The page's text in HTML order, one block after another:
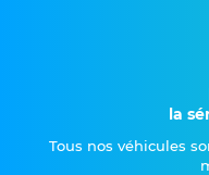
la
Tous nos véhicules